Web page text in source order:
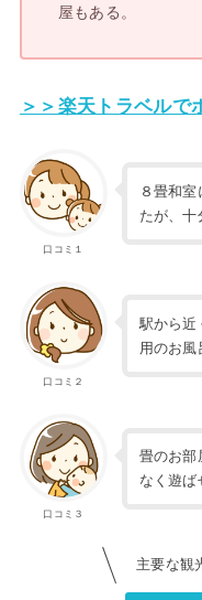
屋もある。
＞＞楽天トラベルで
口コミ１
８畳和
たが、十
口コミ２
駅から近
用のお風
口コミ３
畳のお部
なく遊ば
主要な観